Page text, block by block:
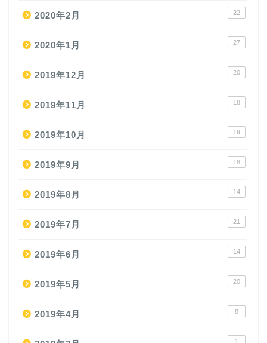
2020年2月 22
2020年1月 27
2019年12月 20
2019年11月 18
2019年10月 19
2019年9月 18
2019年8月 14
2019年7月 21
2019年6月 14
2019年5月 20
2019年4月 8
1